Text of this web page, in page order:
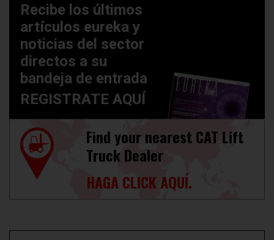
Recibe los últimos
artículos eureka y
noticias del sector
directos a su
bandeja de entrada
REGISTRATE AQUÍ
Find your nearest CAT Lift
Truck Dealer
HAGA CLICK AQUÍ.